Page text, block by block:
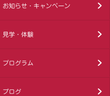
お知らせ・キャンペーン
見学・体験
プログラム
ブログ